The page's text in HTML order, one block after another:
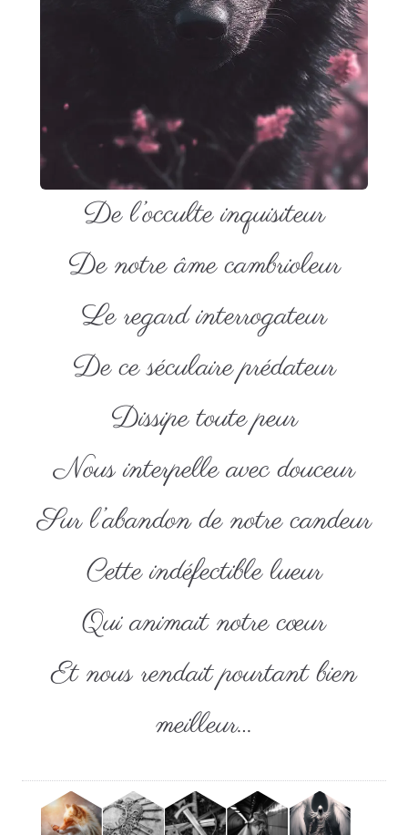
De l’occulte inquisiteur
De notre âme cambrioleur
Le regard interrogateur
De ce séculaire prédateur
Dissipe toute peur
Nous interpelle avec douceur
Sur l’abandon de notre candeur
Cette indéfectible lueur
Qui animait notre cœur
Et nous rendait pourtant bien
meilleur…